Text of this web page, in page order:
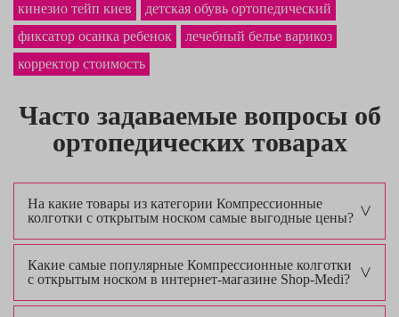
кинезио тейп киев
детская обувь ортопедический
фиксатор осанка ребенок
лечебный белье варикоз
корректор стоимость
Часто задаваемые вопросы об
ортопедических товарах
На какие товары из категории Компрессионные
колготки с открытым носком самые выгодные цены?
Какие самые популярные Компрессионные колготки
с открытым носком в интернет-магазине Shop-Medi?